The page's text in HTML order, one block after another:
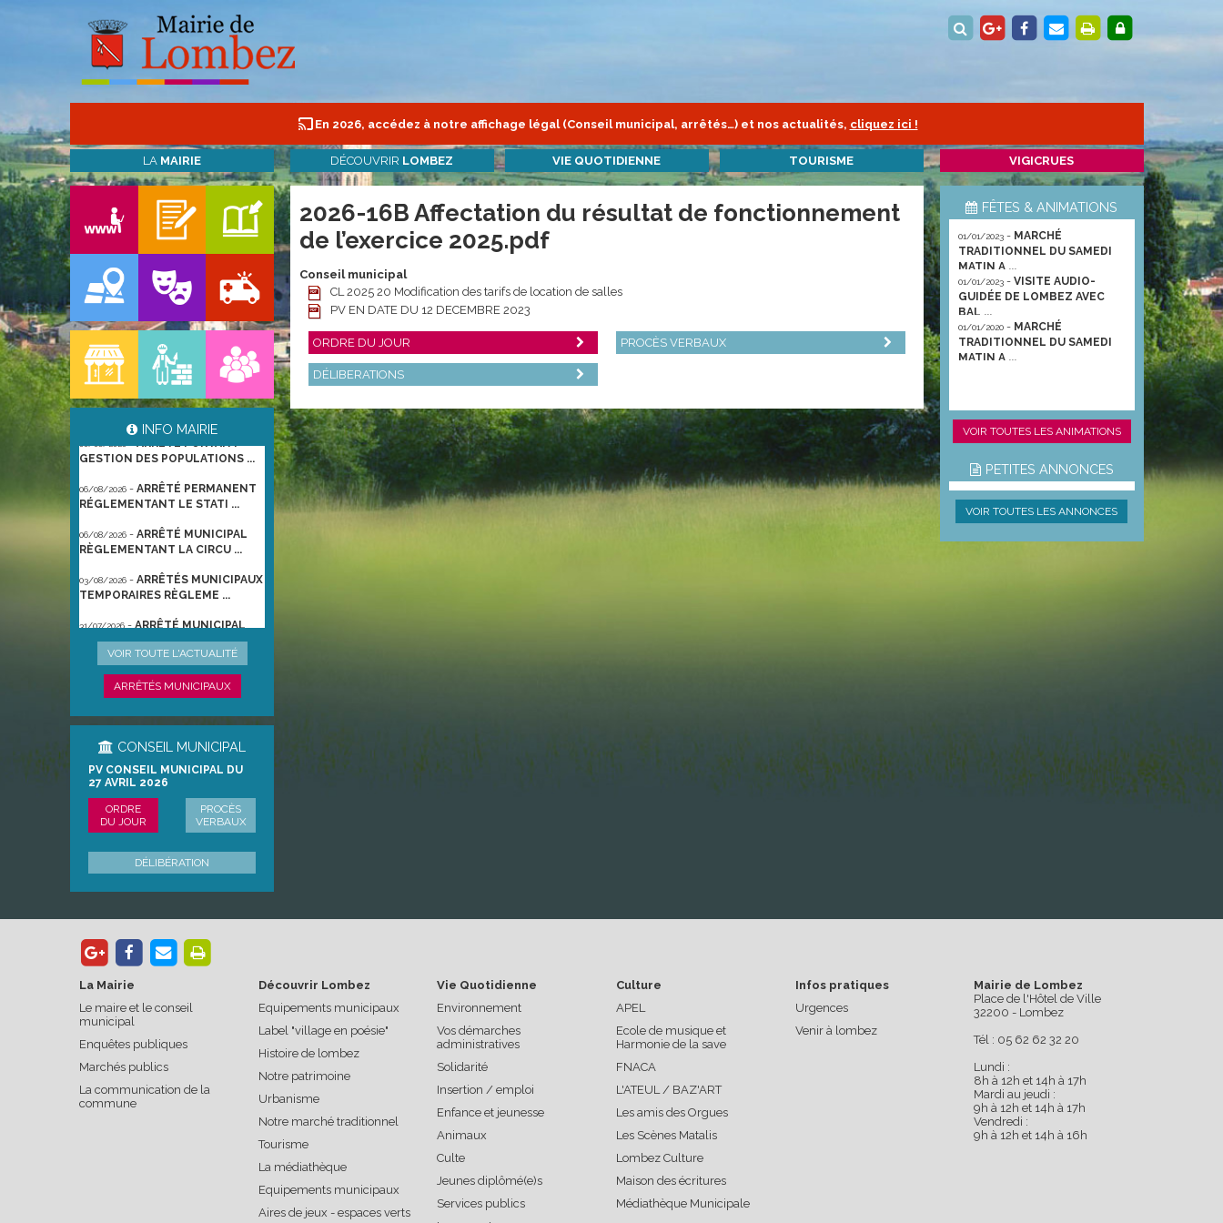
En 2026, accédez à notre affichage légal (Conseil municipal, arrêtés…) et nos actualités, cliquez ici !
LA MAIRIE DÉCOUVRIR LOMBEZ VIE QUOTIDIENNE TOURISME VIGICRUES
INFO MAIRIE
-ARRÊTÉ PORTANT
RÉGLEMENTANT LE STATI ...
RÈGLEMENTANT LA CIRCU ...
TEMPORAIRES RÈGLEME ...
TEMPORAIRE RÈGLEMENTA ...
22/06/2026 -ARRÊTÉ
PRÉFECTORAL DU 21/06/2026
TEMPO ...
VOIR TOUTE L'ACTUALITÉ
ARRÊTÉS MUNICIPAUX
CONSEIL MUNICIPAL
PV CONSEIL MUNICIPAL DU
27 AVRIL 2026
ORDRE
DU JOUR
PROCÈS
VERBAUX
DÉLIBÉRATION
2026-16B Affectation du résultat de fonctionnement
de l’exercice 2025.pdf
Conseil municipal
CL 2025 20 Modification des tarifs de location de salles
PV EN DATE DU 12 DECEMBRE 2023
ORDRE DU JOUR PROCÈS VERBAUX
DÉLIBERATIONS
FÊTES & ANIMATIONS
01/01/2023- MARCHÉ
TRADITIONNEL DU SAMEDI
MATIN A ...
01/01/2023- VISITE AUDIO-
GUIDÉE DE LOMBEZ AVEC
BAL ...
01/01/2020- MARCHÉ
TRADITIONNEL DU SAMEDI
MATIN A ...
VOIR TOUTES LES ANIMATIONS
PETITES ANNONCES
VOIR TOUTES LES ANNONCES
La Mairie
Le maire et le conseil
municipal
Enquêtes publiques
Marchés publics
La communication de la
commune
Découvrir Lombez
Equipements municipaux
Label "village en poésie"
Histoire de lombez
Notre patrimoine
Urbanisme
Notre marché traditionnel
Tourisme
La médiathèque
Equipements municipaux
Aires de jeux - espaces verts
Vie Quotidienne
Environnement
Vos démarches
administratives
Solidarité
Insertion / emploi
Enfance et jeunesse
Animaux
Culte
Jeunes diplômé(e)s
Services publics
Culture
APEL
Ecole de musique et
Harmonie de la save
FNACA
L'ATEUL / BAZ'ART
Les amis des Orgues
Les Scènes Matalis
Lombez Culture
Maison des écritures
Médiathèque Municipale
Infos pratiques
Urgences
Venir à lombez
Mairie de Lombez
Place de l'Hôtel de Ville
32200 - Lombez
Tél : 05 62 62 32 20
Lundi :
8h à 12h et 14h à 17h
Mardi au jeudi :
9h à 12h et 14h à 17h
Vendredi :
9h à 12h et 14h à 16h